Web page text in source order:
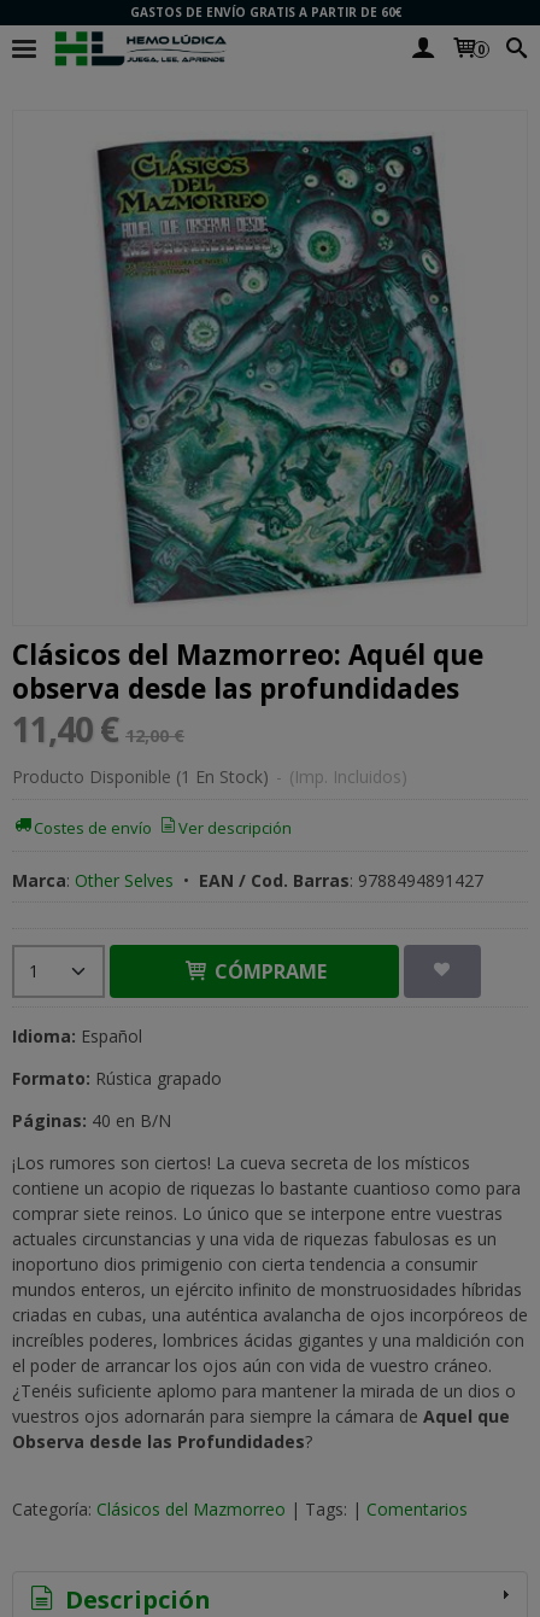
GASTOS DE ENVÍO GRATIS A PARTIR DE 60€
0
Clásicos del Mazmorreo: Aquél que
observa desde las profundidades
11,40 € 12,00 €
Producto Disponible (1 En Stock) - (Imp. Incluidos)
Costes de envío Ver descripción
Marca: Other Selves • EAN / Cod. Barras: 9788494891427
CÓMPRAME
Idioma: Español
Formato: Rústica grapado
Páginas: 40 en B/N
¡Los rumores son ciertos! La cueva secreta de los místicos
contiene un acopio de riquezas lo bastante cuantioso como para
comprar siete reinos. Lo único que se interpone entre vuestras
actuales circunstancias y una vida de riquezas fabulosas es un
inoportuno dios primigenio con cierta tendencia a consumir
mundos enteros, un ejército infinito de monstruosidades híbridas
criadas en cubas, una auténtica avalancha de ojos incorpóreos de
increíbles poderes, lombrices ácidas gigantes y una maldición con
el poder de arrancar los ojos aún con vida de vuestro cráneo.
¿Tenéis suficiente aplomo para mantener la mirada de un dios o
vuestros ojos adornarán para siempre la cámara de Aquel que
Observa desde las Profundidades?
Categoría: Clásicos del Mazmorreo | Tags: | Comentarios
Descripción